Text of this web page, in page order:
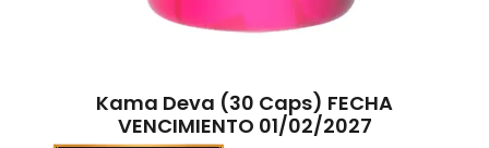
Kama Deva (30 Caps) FECHA
VENCIMIENTO 01/02/2027